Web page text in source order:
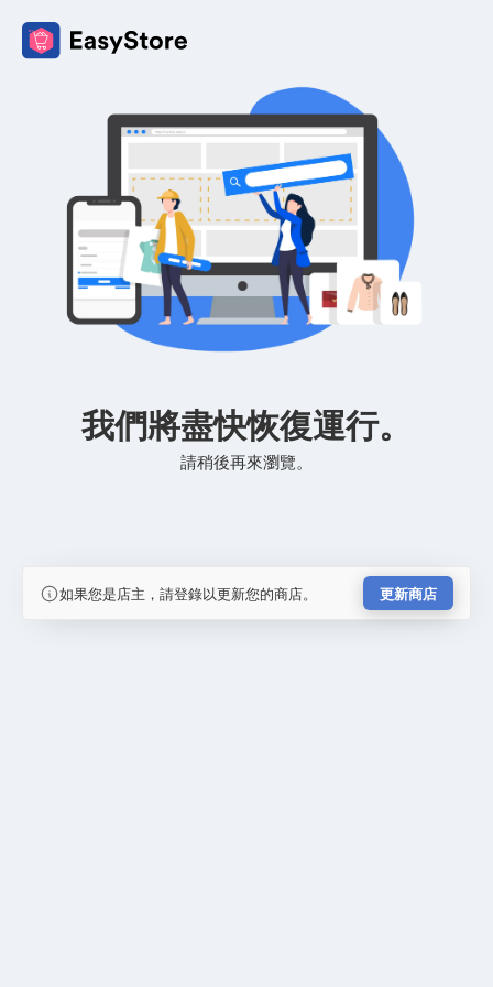
我們將盡快恢復運行。
請稍後再來瀏覽。
如果您是店主，請登錄以更新您的商店。 更新商店